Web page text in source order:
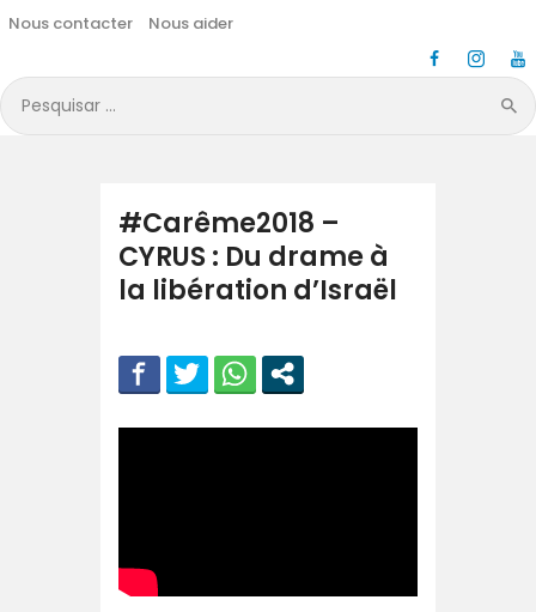
Nous contacter
Nous aider
Pesquisar
por:
Vidéos
Boutique en ligne
Nous aider
#Carême2018 –
CYRUS : Du drame à
la libération d’Israël